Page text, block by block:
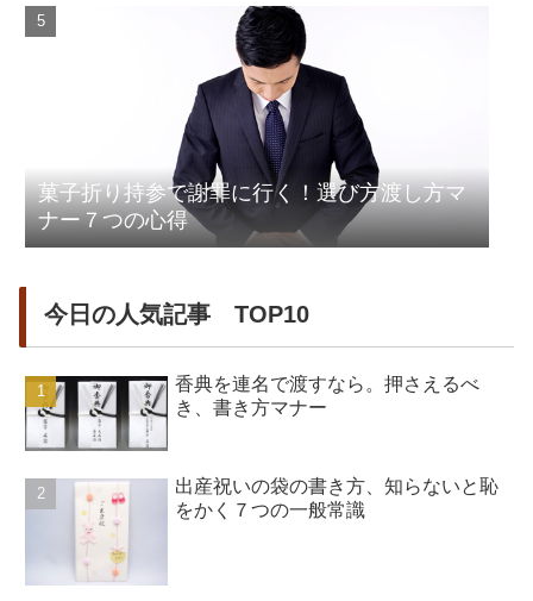
菓子折り持参で謝罪に行く！選び方渡し方マ
ナー７つの心得
今日の人気記事 TOP10
香典を連名で渡すなら。押さえるべ
き、書き方マナー
出産祝いの袋の書き方、知らないと恥
をかく７つの一般常識